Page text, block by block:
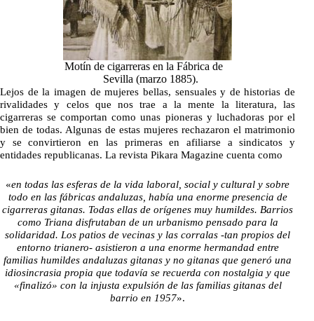
Motín de cigarreras en la Fábrica de
Sevilla (marzo 1885).
Lejos de la imagen de mujeres bellas, sensuales y de historias de
rivalidades y celos que nos trae a la mente la literatura, las
cigarreras se comportan como unas pioneras y luchadoras por el
bien de todas. Algunas de estas mujeres rechazaron el matrimonio
y se convirtieron en las primeras en afiliarse a sindicatos y
entidades republicanas. La revista Pikara Magazine cuenta como
«en todas las esferas de la vida laboral, social y cultural y sobre
todo en las fábricas andaluzas, había una enorme presencia de
cigarreras gitanas. Todas ellas de orígenes muy humildes. Barrios
como Triana disfrutaban de un urbanismo pensado para la
solidaridad. Los patios de vecinas y las corralas -tan propios del
entorno trianero- asistieron a una enorme hermandad entre
familias humildes andaluzas gitanas y no gitanas que generó una
idiosincrasia propia que todavía se recuerda con nostalgia y que
«finalizó» con la injusta expulsión de las familias gitanas del
barrio en 1957».